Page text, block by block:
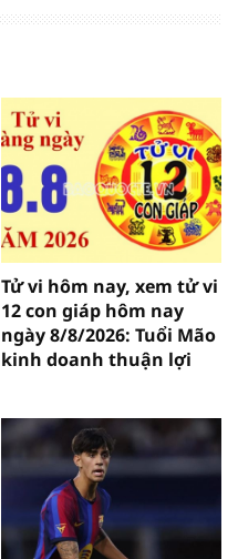
Tử vi hôm nay, xem tử vi
12 con giáp hôm nay
ngày 8/8/2026: Tuổi Mão
kinh doanh thuận lợi